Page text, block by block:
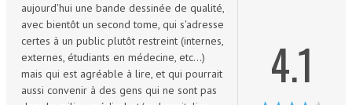
aujourd'hui une bande dessinée de qualité,
avec bientôt un second tome, qui s'adresse
certes à un public plutôt restreint (internes,
externes, étudiants en médecine, etc...)
mais qui est agréable à lire, et qui pourrait
aussi convenir à des gens qui ne sont pas
4.1